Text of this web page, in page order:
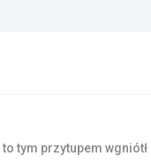
tym przytupem